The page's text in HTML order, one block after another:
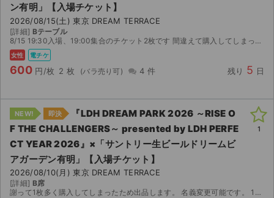
スポーツ
演劇・ミュージカル
ご利用ガイド
ご利用ガイド
手数料・お支払い方法
AIに質問する
よくある質問
ン有明」【入場チケット】
2026/08/15(土) 東京 DREAM TERRACE
[詳細] Bテーブル
8/15 19:30入場、19:00集合のチケット2枚です 間違えて購入してしまったため出品です fc先行でとりました
女性 電チケ
600 円/枚 2 枚 4 件 残り 5 日
NEW! 即決
『LDH DREAM PARK 2026 ～RISE O
F THE CHALLENGERS～ presented by LDH PERFE
CT YEAR 2026』×「サントリー⽣ビールドリームビ
アガーデン有明」【入場チケット】
2026/08/10(月) 東京 DREAM TERRACE
[詳細] B席
謝って1枚多く購入してしまったため出品します。 名義変更可能です。 1枚で3名まで着席可能です。
1